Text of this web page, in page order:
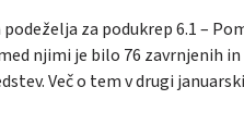
za podukrep6.1 –
njimi je bilo 76 zavrnjenih in
Več o tem v drugi januarski